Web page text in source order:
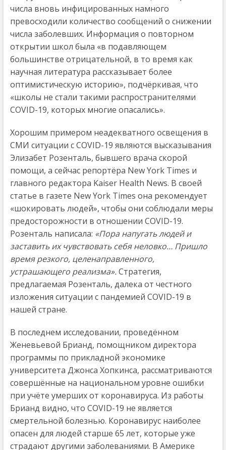
числа вновь инфицированных намного
превосходили количество сообщений о снижении
числа заболевших. Информация о повторном
открытии школ была «в подавляющем
большинстве отрицательной, в то время как
научная литература рассказывает более
оптимистическую историю», подчёркивая, что
«школы не стали такими распространителями
COVID-19, которых многие опасались».
Хорошим примером неадекватного освещения в
СМИ ситуации с COVID-19 являются высказывания
Элизабет Розенталь, бывшего врача скорой
помощи, а сейчас репортёра New York Times и
главного редактора Kaiser Health News. В своей
статье в газете New York Times она рекомендует
«шокировать людей», чтобы они соблюдали меры
предосторожности в отношении COVID-19.
Розенталь написала: «Пора напугать людей и
заставить их чувствовать себя неловко… Пришло
время резкого, целенаправленного,
устрашающего реализма».Стратегия,
предлагаемая Розенталь, далека от честного
изложения ситуации с пандемией COVID-19 в
нашей стране.
В последнем исследовании, проведённом
Женевьевой Брианд, помощником директора
программы по прикладной экономике
университета Джонса Хопкинса, рассматриваются
совершённые на национальном уровне ошибки
при учёте умерших от коронавируса. Из работы
Брианд видно, что COVID-19 не является
смертельной болезнью. Коронавирус наиболее
опасен для людей старше 65 лет, которые уже
страдают другими заболеваниями. В Америке